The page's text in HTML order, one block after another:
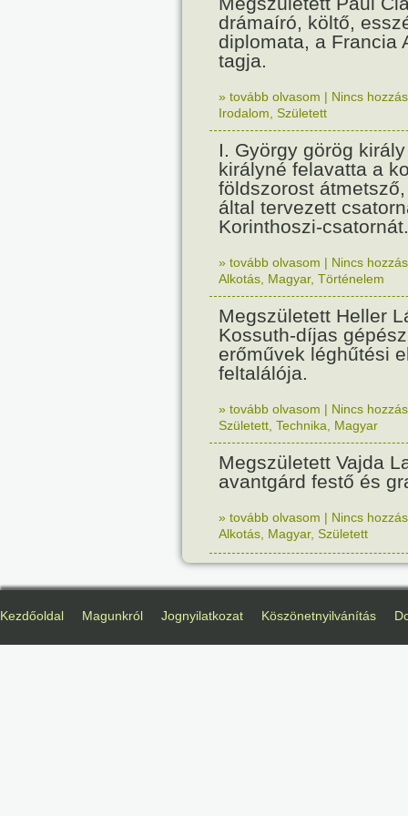
drámaíró, költő,
diplomata, a Francia
tagja.
» tovább olvasom | Nincs
Irodalom Született
I. György görög
királyné felavatta a
földszorost
által tervezett
Korinthoszi-csatornát.
» tovább olvasom | Nincs
Alkotás Magyar, Történelem
Megszületett Heller
Kossuth-díjas
erőművek léghűtési
feltalálója.
» tovább olvasom | Nincs
Született Technika Magyar
Megszületett Vajda
avantgárd festő és
» tovább olvasom | Nincs
Alkotás Magyar, Született
Kezdőoldal Magunkról Jognyilatkozat Köszönetnyilvánítás